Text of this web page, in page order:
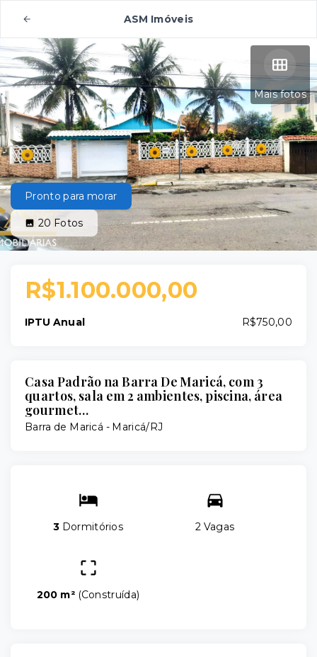
ASM Imóveis
Mais fotos
Pronto para morar
20 Fotos
R$1.100.000,00
IPTU Anual R$750,00
Casa Padrão na Barra De Maricá, com 3
quartos, sala em 2 ambientes, piscina, área
gourmet…
Barra de Maricá - Maricá/RJ
3 Dormitórios 2 Vagas
200 m² (Construída)